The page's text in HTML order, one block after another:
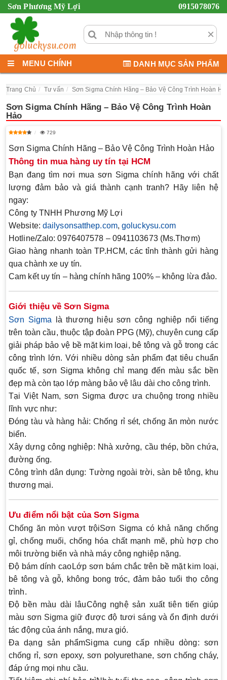
Sơn Phương Mỹ Lợi 0915078076
×
MENU CHÍNH DANH MỤC SẢN PHẨM
Trang Chủ Tư vấn Sơn Sigma Chính Hãng – Bảo Vệ Công Trình Hoàn
Sơn Sigma Chính Hãng – Bảo Vệ Công Trình Hoàn
Hảo
729
Sơn Sigma Chính Hãng – Bảo Vệ Công Trình Hoàn Hảo
Thông tin mua hàng uy tín tại HCM
Bạn đang tìm nơi muasơn Sigma chính hãng với chất
lượng đảm bảo và giá thành cạnh tranh? Hãy liên hệ
ngay:
Công ty TNHH Phương Mỹ Lợi
Website: dailysonsatthep.com,goluckysu.com
Hotline/Zalo:0976407578 – 0941103673 (Ms.Thơm)
Giao hàng nhanh toàn TP.HCM, các tỉnh thành gửi hàng
qua chành xe uy tín.
Cam kết uy tín – hàng chính hãng 100% – không lừa đảo.
Giới thiệu về Sơn Sigma
Sơn Sigma là thương hiệu sơn công nghiệp nổi tiếng
trên toàn cầu, thuộc tập đoàn PPG (Mỹ), chuyên cung cấp
giải pháp bảo vệ bề mặt kim loại, bê tông và gỗ trong các
công trình lớn. Với nhiều dòng sản phẩm đạt tiêu chuẩn
quốc tế, sơn Sigma không chỉ mang đến màu sắc bền
đẹp mà còn tạo lớp màng bảo vệ lâu dài cho công trình.
Tại Việt Nam, sơn Sigma được ưa chuộng trong nhiều
lĩnh vực như:
Đóng tàu và hàng hải: Chống rỉ sét, chống ăn mòn nước
biển.
Xây dựng công nghiệp: Nhà xưởng, cầu thép, bồn chứa,
đường ống.
Công trình dân dụng: Tường ngoài trời, sàn bê tông, khu
thương mại.
Ưu điểm nổi bật của Sơn Sigma
Chống ăn mòn vượt trộiSơn Sigma có khả năng chống
gỉ, chống muối, chống hóa chất mạnh mẽ, phù hợp cho
môi trường biển và nhà máy công nghiệp nặng.
Độ bám dính cao Lớp sơn bám chắc trên bề mặt kim loại,
bê tông và gỗ, không bong tróc, đảm bảo tuổi thọ công
trình.
Độ bền màu dài lâuCông nghệ sản xuất tiên tiến giúp
màu sơn Sigma giữ được độ tươi sáng và ổn định dưới
tác động của ánh nắng, mưa gió.
Đa dạng sản phẩmSigma cung cấp nhiều dòng: sơn
chống rỉ, sơn epoxy, sơn polyurethane, sơn chống cháy,
đáp ứng mọi nhu cầu.